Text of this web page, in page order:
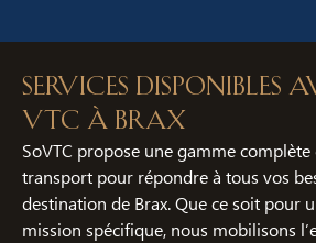
Services disponibles
VTC à Brax
SoVTC propose une gamme complète
transport pour répondre à tous vos
destination de Brax. Que ce soit pour
mission spécifique, nous mobilisons